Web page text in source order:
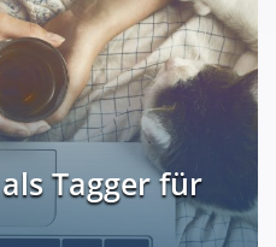
Tagger für